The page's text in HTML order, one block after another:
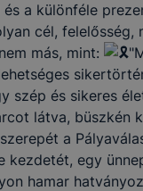
a különféle
cél,
más, mint:
szép és sikeres
látva, büszkén
a
egy
hamar